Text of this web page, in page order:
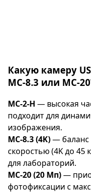
Какую камеру
МС-8.3 или МС-
МС-2-H — высокая
подходит для
изображения.
МС-8.3 (4K)—
скоростью (4K до 45
для лабораторий.
МС-20 (20 Мп)—
фотофиксации с